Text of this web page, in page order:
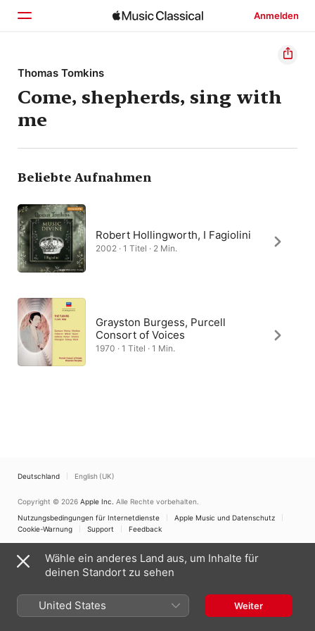
Anmelden
Startseite
Entdecken
Suchen
Thomas Tomkins
Come, shepherds, sing with
me
Beliebte Aufnahmen
Robert Hollingworth, I Fagiolini
2002 · 1 Titel · 2 Min.
Grayston Burgess, Purcell
Consort of Voices
1970 · 1 Titel · 1 Min.
Deutschland English (UK)
Copyright © 2026 Apple Inc. Alle Rechte vorbehalten.
Nutzungsbedingungen für Internetdienste
Apple Music und Datenschutz
Cookie-Warnung
Support Feedback
Wähle ein anderes Land aus, um Inhalte für
deinen Standort zu sehen
United States Weiter